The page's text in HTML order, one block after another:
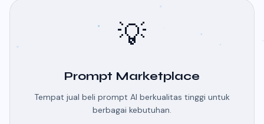
💡
Prompt Marketplace
Tempat jual beli prompt AI berkualitas tinggi untuk
berbagai kebutuhan.